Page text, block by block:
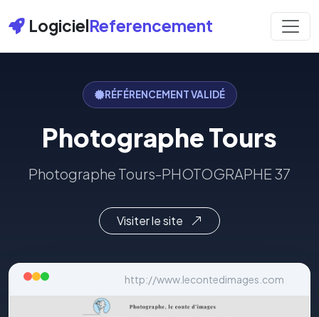
LogicielReferencement
RÉFÉRENCEMENT VALIDÉ
Photographe Tours
Photographe Tours-PHOTOGRAPHE 37
Visiter le site
http://www.lecontedimages.com